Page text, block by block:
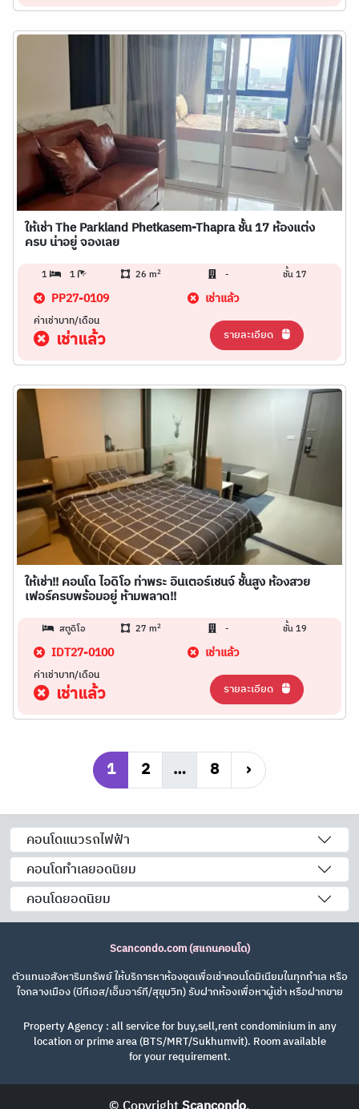
ให้เช่า The Parkland Phetkasem-Thapra ชั้น 17 ห้องแต่ง
ครบ น่าอยู่ จองเลย
1 1 26 m2 - ชั้น 17
PP27-0109 เช่าแล้ว
ค่าเช่าบาท/เดือน
เช่าแล้ว รายละเอียด
ให้เช่า!! คอนโด ไอดิโอ ท่าพระ อินเตอร์เชนจ์ ชั้นสูง ห้องสวย
เฟอร์ครบพร้อมอยู่ ห้ามพลาด!!
สตูดิโอ 27 m2 - ชั้น 19
IDT27-0100 เช่าแล้ว
ค่าเช่าบาท/เดือน
เช่าแล้ว รายละเอียด
1 2 … 8 ›
คอนโดแนวรถไฟฟ้า
คอนโดทำเลยอดนิยม
คอนโดยอดนิยม
Scancondo.com (สแกนคอนโด)
ตัวแทนอสังหาริมทรัพย์ ให้บริการหาห้องชุดเพื่อเช่าคอนโดมิเนียมในทุกทำเล หรือ
ใจกลางเมือง (บีทีเอส/เอ็มอาร์ที/สุขุมวิท) รับฝากห้องเพื่อหาผู้เช่า หรือฝากขาย
Property Agency : all service for buy,sell,rent condominium in any
location or prime area (BTS/MRT/Sukhumvit). Room available
for your requirement.